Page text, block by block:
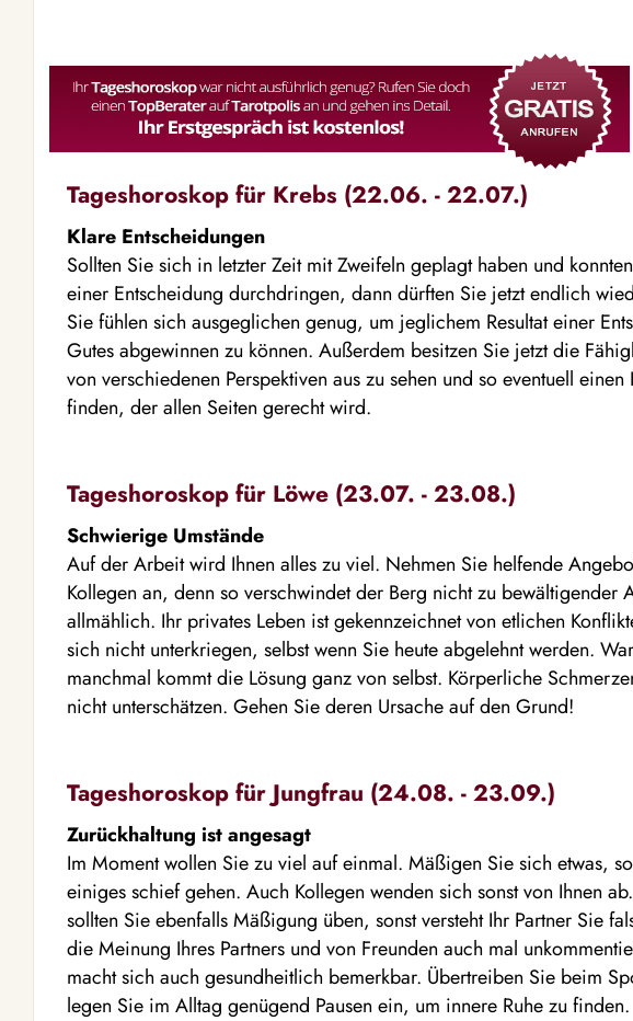
Tageshoroskop für Krebs (22.06. - 22.07.)
Klare Entscheidungen
Sollten Sie sich in letzter Zeit mit Zweifeln geplagt haben und
einer Entscheidung durchdringen, dann dürften Sie jetzt endlich
Sie fühlen sich ausgeglichen genug, um jeglichem Resultat einer
Gutes abgewinnen zu können. Außerdem besitzen Sie jetzt die
von verschiedenen Perspektiven aus zu sehen und so eventuell einen
finden, der allen Seiten gerecht wird.
Tageshoroskop für Löwe (23.07. - 23.08.)
Schwierige Umstände
Auf der Arbeit wird Ihnen alles zu viel. Nehmen Sie helfende
Kollegen an, denn so verschwindet der Berg nicht zu bewältigender
allmählich. Ihr privates Leben ist gekennzeichnet von etlichen
sich nicht unterkriegen, selbst wenn Sie heute abgelehnt werden.
manchmal kommt die Lösung ganz von selbst. Körperliche
nicht unterschätzen. Gehen Sie deren Ursache auf den Grund!
Tageshoroskop für Jungfrau (24.08. - 23.09.)
Zurückhaltung ist angesagt
Im Moment wollen Sie zu viel auf einmal. Mäßigen Sie sich etwas,
einiges schief gehen. Auch Kollegen wenden sich sonst von Ihnen
sollten Sie ebenfalls Mäßigung üben, sonst versteht Ihr Partner Sie
die Meinung Ihres Partners und von Freunden auch mal
macht sich auch gesundheitlich bemerkbar. Übertreiben Sie beim
legen Sie im Alltag genügend Pausen ein, um innere Ruhe zu finden.